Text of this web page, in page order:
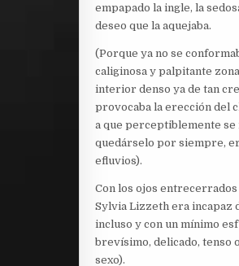
empapado la ingle, la
deseo que la aquejaba.
(Porque ya no se
caliginosa y palpitante
interior denso ya de tan
provocaba la erección del
a que perceptiblemente se
quedárselo por siempre,
efluvios).
Con los ojos entrecerrados
Sylvia Lizzeth era incapaz
incluso y con un mínimo
brevísimo, delicado, tenso
sexo).